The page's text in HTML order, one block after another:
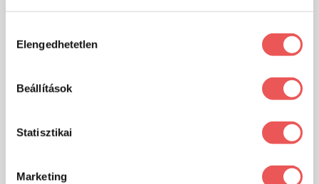
kiválasztása
Elengedhetetlen
Beállítások
Statisztikai
Marketing